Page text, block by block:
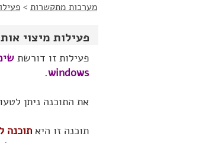
מערכות מתקשרות >
פעילות מיצוי
פעילות זו דורשת
windows
.
את התוכנה ניתן
תוכנה זו היא תוכנה